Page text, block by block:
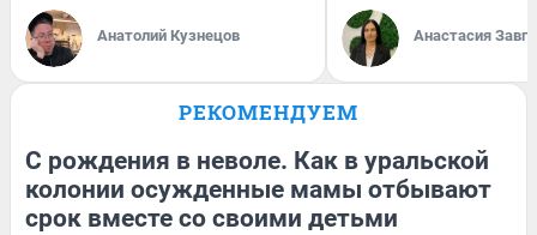
Анатолий Кузнецов Анастасия
РЕКОМЕНДУЕМ
С рождения в неволе. Как в уральской
колонии осужденные мамы отбывают
срок вместе со своими детьми